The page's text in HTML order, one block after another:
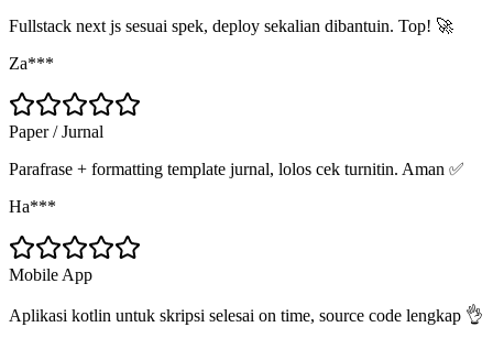
Fullstack next js sesuai spek, deploy sekalian dibantuin. Top! 🚀
Za***
Paper / Jurnal
Parafrase + formatting template jurnal, lolos cek turnitin. Aman ✅
Ha***
Mobile App
Aplikasi kotlin untuk skripsi selesai on time, source code lengkap 👌